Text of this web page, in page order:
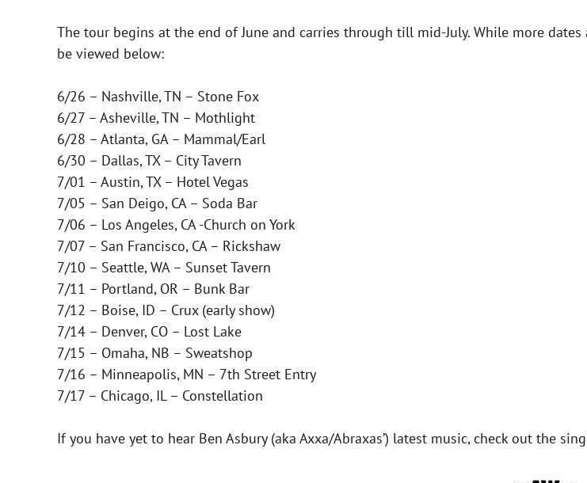
The tour begins at the end of June and carries through till mid-July. While more
be viewed below:
6/26 – Nashville, TN – Stone Fox
6/27 – Asheville, TN – Mothlight
6/28 – Atlanta, GA – Mammal/Earl
6/30 – Dallas, TX – City Tavern
7/01 – Austin, TX – Hotel Vegas
7/05 – San Deigo, CA – Soda Bar
7/06 – Los Angeles, CA -Church on York
7/07 – San Francisco, CA – Rickshaw
7/10 – Seattle, WA – Sunset Tavern
7/11 – Portland, OR – Bunk Bar
7/12 – Boise, ID – Crux (early show)
7/14 – Denver, CO – Lost Lake
7/15 – Omaha, NB – Sweatshop
7/16 – Minneapolis, MN – 7th Street Entry
7/17 – Chicago, IL – Constellation
If you have yet to hear Ben Asbury (aka Axxa/Abraxas’) latest music, check out the